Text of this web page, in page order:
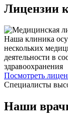
Лицензии
Наша клиника
нескольких
деятельности в
здравоохранения
Посмотреть
Специалисты
Наши